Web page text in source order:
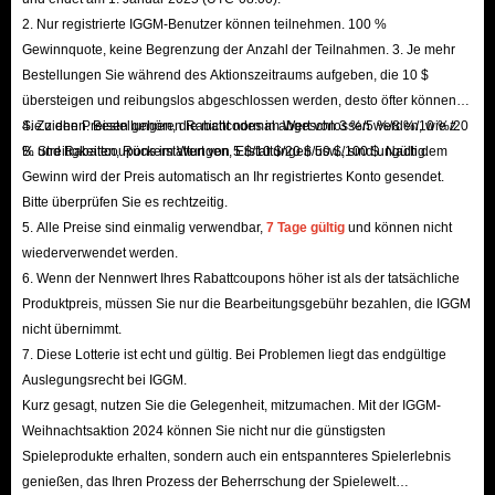
Nebenquests abschließen: Für das Abschließen von
Nebenquests erhältst du außerdem Dragon Dogma 2
Rift-Kristalle. Versuche also, so viele wie möglich
abzuschließen.
Riftsteinen und vergessenen Riftsteinen belohnt dich
mit großen Mengen an Dragon Dogma 2-RC. Halte
Ausschau nach diesen Sehenswürdigkeiten abseits der
ausgetretenen Pfade!
Besiege Phantom-artige Gegner: Kämpfe gegen
Monster bieten die Chance, durch ihre Drops viel Geld
zu verdienen. Beachte jedoch, dass Rift-Kristalle nicht
garantiert fallen; du musst möglicherweise eine große
Anzahl von Gegnern töten, um sie zu sammeln. Das
Sammeln von Währung fällt jedoch normalerweise mit
2. Nur registrierte IGGM-Benutzer können teilnehmen. 100 %
Gewinnquote, keine Begrenzung der Anzahl der Teilnahmen. 3. Je mehr
Bestellungen Sie während des Aktionszeitraums aufgeben, die 10 $
übersteigen und reibungslos abgeschlossen werden, desto öfter können
Sie ziehen. Bestellungen, die nicht normal abgeschlossen werden, wie z.
B. Streitigkeiten, Rückerstattungen, Erstattungen usw., sind ungültig.
4. Zu den Preisen gehören Rabattcodes im Wert von 3 %/5 %/8 %/10 %/20
% und Rabattcoupons im Wert von 5 $/10 $/20 $/50 $/100 $. Nach dem
Gewinn wird der Preis automatisch an Ihr registriertes Konto gesendet.
Bitte überprüfen Sie es rechtzeitig.
5. Alle Preise sind einmalig verwendbar, 7 Tage gültig und können nicht
wiederverwendet werden.
6. Wenn der Nennwert Ihres Rabattcoupons höher ist als der tatsächliche
Produktpreis, müssen Sie nur die Bearbeitungsgebühr bezahlen, die IGGM
nicht übernimmt.
7. Diese Lotterie ist echt und gültig. Bei Problemen liegt das endgültige
Auslegungsrecht bei IGGM.
Kurz gesagt, nutzen Sie die Gelegenheit, mitzumachen. Mit der IGGM-
Weihnachtsaktion 2024 können Sie nicht nur die günstigsten
Spieleprodukte erhalten, sondern auch ein entspannteres Spielerlebnis
genießen, das Ihren Prozess der Beherrschung der Spielewelt